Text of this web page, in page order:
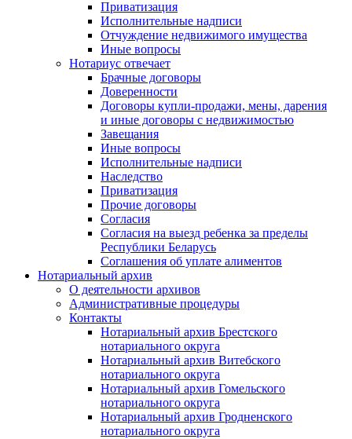
Приватизация
Исполнительные надписи
Отчуждение недвижимого имущества
Иные вопросы
Нотариус отвечает
Брачные договоры
Доверенности
Договоры купли-продажи, мены, дарения
и иные договоры с недвижимостью
Завещания
Иные вопросы
Исполнительные надписи
Наследство
Приватизация
Прочие договоры
Согласия
Согласия на выезд ребенка за пределы
Республики Беларусь
Соглашения об уплате алиментов
Нотариальный архив
О деятельности архивов
Административные процедуры
Контакты
Нотариальный архив Брестского
нотариального округа
Нотариальный архив Витебского
нотариального округа
Нотариальный архив Гомельского
нотариального округа
Нотариальный архив Гродненского
нотариального округа